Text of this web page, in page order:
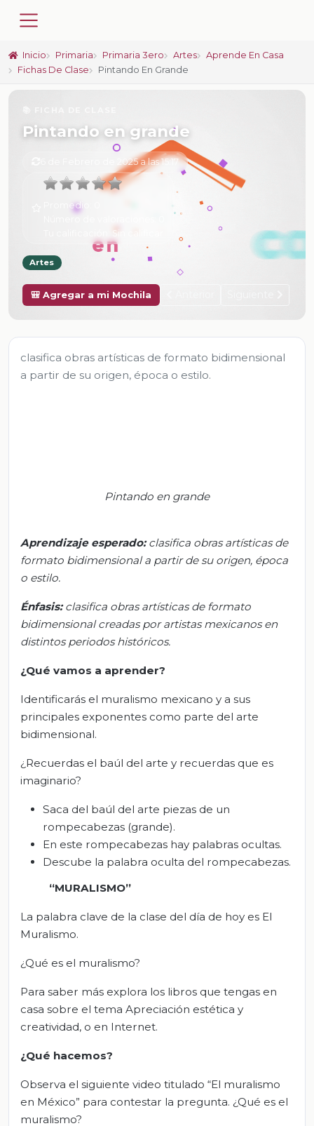
Inicio Primaria Primaria 3ero Artes
Aprende En Casa
Fichas De Clase
Pintando En Grande
Pintando en grande
6 de Febrero de 2025 a las 15:17
Promedio:
Sin calificar
Artes
🎒 Agregar a mi Mochila
clasifica obras artísticas de formato bidimensional
a partir de su origen, época o estilo.
Pintando en grande
Aprendizaje esperado: clasifica obras artísticas de
formato bidimensional a partir de su origen, época
o estilo.
Énfasis:clasifica obras artísticas de formato
bidimensional creadas por artistas mexicanos en
distintos periodos históricos.
¿Qué vamos a aprender?
Identificarás el muralismo mexicano y a sus
principales exponentes como parte del arte
bidimensional.
¿Recuerdas el baúl del arte y recuerdas que es
imaginario?
Saca del baúl del arte piezas de un
rompecabezas (grande).
En este rompecabezas hay palabras ocultas.
Descube la palabra oculta del rompecabezas.
“MURALISMO”
La palabra clave de la clase del día de hoy es El
Muralismo.
¿Qué es el muralismo?
Para saber más explora los libros que tengas en
casa sobre el tema Apreciación estética y
creatividad, o en Internet.
¿Qué hacemos?
Observa el siguiente video titulado “El muralismo
en México” para contestar la pregunta. ¿Qué es el
muralismo?